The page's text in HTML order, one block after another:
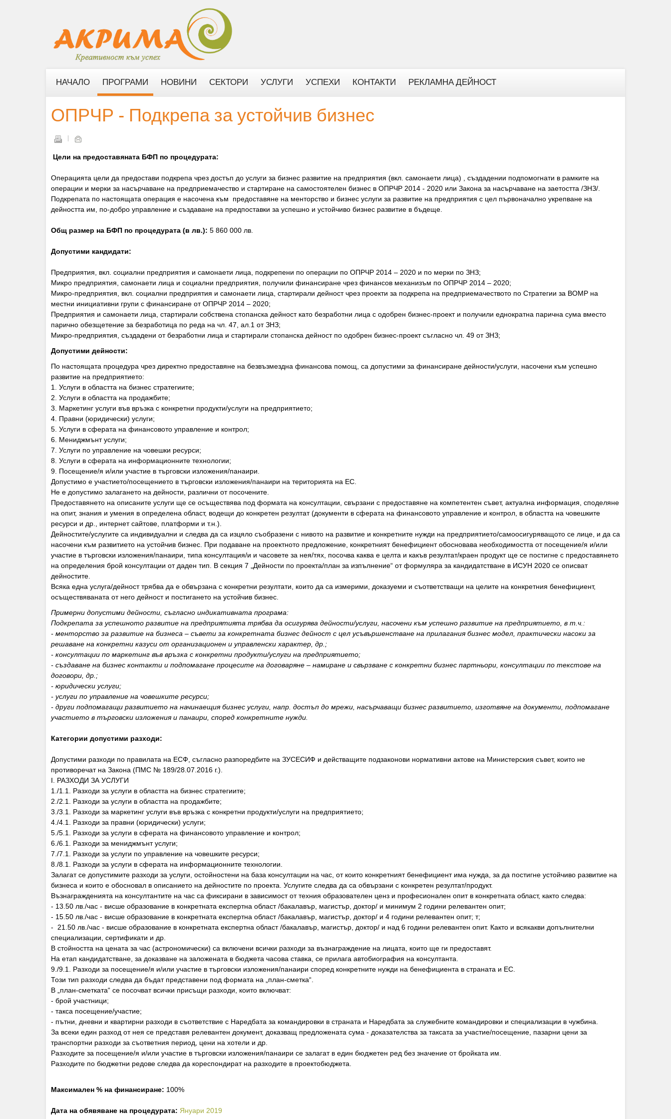
НАЧАЛО ПРОГРАМИ НОВИНИ СЕКТОРИ УСЛУГИ УСПЕХИ КОНТАКТИ РЕКЛАМНА ДЕЙНОСТ
ОПРЧР - Подкрепа за устойчив бизнес
Цели на предоставяната БФП по процедурата:
Операцията цели да предостави подкрепа чрез достъп до услуги за бизнес развитие на предприятия (вкл. самонаети лица) , създадении подпомогнати в рамките на
операции и мерки за насърчаване на предприемачество и стартиране на самостоятелен бизнес в ОПРЧР 2014 - 2020 или Закона за насърчаване на заетостта /ЗНЗ/.
Подкрепата по настоящата операция е насочена към предоставяне на менторство и бизнес услуги за развитие на предприятия с цел първоначално укрепване на
дейността им, по-добро управление и създаване на предпоставки за успешно и устойчиво бизнес развитие в бъдеще.
Общ размер на БФП по процедурата (в лв.): 5 860 000 лв.
Допустими кандидати:
Предприятия, вкл. социални предприятия и самонаети лица, подкрепени по операции по ОПРЧР 2014 – 2020 и по мерки по ЗНЗ;
Микро предприятия, самонаети лица и социални предприятия, получили финансиране чрез финансов механизъм по ОПРЧР 2014 – 2020;
Микро-предприятия, вкл. социални предприятия и самонаети лица, стартирали дейност чрез проекти за подкрепа на предприемачеството по Стратегии за ВОМР на
местни инициативни групи с финансиране от ОПРЧР 2014 – 2020;
Предприятия и самонаети лица, стартирали собствена стопанска дейност като безработни лица с одобрен бизнес-проект и получили еднократна парична сума вместо
парично обезщетение за безработица по реда на чл. 47, ал.1 от ЗНЗ;
Микро-предприятия, създадени от безработни лица и стартирали стопанска дейност по одобрен бизнес-проект съгласно чл. 49 от ЗНЗ;
Допустими дейности:
По настоящата процедура чрез директно предоставяне на безвъзмездна финансова помощ, са допустими за финансиране дейности/услуги, насочени към успешно
развитие на предприятието:
1. Услуги в областта на бизнес стратегиите;
2. Услуги в областта на продажбите;
3. Маркетинг услуги във връзка с конкретни продукти/услуги на предприятието;
4. Правни (юридически) услуги;
5. Услуги в сферата на финансовото управление и контрол;
6. Мениджмънт услуги;
7. Услуги по управление на човешки ресурси;
8. Услуги в сферата на информационните технологии;
9. Посещение/я и/или участие в търговски изложения/панаири.
Допустимо е участието/посещението в търговски изложения/панаири на територията на ЕС.
Не е допустимо залагането на дейности, различни от посочените.
Предоставянето на описаните услуги ще се осъществява под формата на консултации, свързани с предоставяне на компетентен съвет, актуална информация, споделяне
на опит, знания и умения в определена област, водещи до конкретен резултат (документи в сферата на финансовото управление и контрол, в областта на човешките
ресурси и др., интернет сайтове, платформи и т.н.).
Дейностите/услугите са индивидуални и следва да са изцяло съобразени с нивото на развитие и конкретните нужди на предприятието/самоосигуряващото се лице, и да са
насочени към развитието на устойчив бизнес. При подаване на проектното предложение, конкретният бенефициент обосновава необходимостта от посещение/я и/или
участие в търговски изложения/панаири, типа консултация/и и часовете за нея/тях, посочва каква е целта и какъв резултат/краен продукт ще се постигне с предоставянето
на определения брой консултации от даден тип. В секция 7 „Дейности по проекта/план за изпълнение“ от формуляра за кандидатстване в ИСУН 2020 се описват
дейностите.
Всяка една услуга/дейност трябва да е обвързана с конкретни резултати, които да са измерими, доказуеми и съответстващи на целите на конкретния бенефициент,
осъществяваната от него дейност и постигането на устойчив бизнес.
Примерни допустими дейности, съгласно индикативната програма:
Подкрепата за успешното развитие на предприятията трябва да осигурява дейности/услуги, насочени към успешно развитие на предприятието, в т.ч.:
- менторство за развитие на бизнеса – съвети за конкретната бизнес дейност с цел усъвършенстване на прилагания бизнес модел, практически насоки за
решаване на конкретни казуси от организационен и управленски характер, др.;
- консултации по маркетинг във връзка с конкретни продукти/услуги на предприятието;
- създаване на бизнес контакти и подпомагане процесите на договаряне – намиране и свързване с конкретни бизнес партньори, консултации по текстове на
договори, др.;
- юридически услуги;
- услуги по управление на човешките ресурси;
- други подпомагащи развитието на начинаещия бизнес услуги, напр. достъп до мрежи, насърчаващи бизнес развитието, изготвяне на документи, подпомагане
участието в търговски изложения и панаири, според конкретните нужди.
Категории допустими разходи:
Допустими разходи по правилата на ЕСФ, съгласно разпоредбите на ЗУСЕСИФ и действащите подзаконови нормативни актове на Министерския съвет, които не
противоречат на Закона (ПМС № 189/28.07.2016 г.).
I. РАЗХОДИ ЗА УСЛУГИ
1./1.1. Разходи за услуги в областта на бизнес стратегиите;
2./2.1. Разходи за услуги в областта на продажбите;
3./3.1. Разходи за маркетинг услуги във връзка с конкретни продукти/услуги на предприятието;
4./4.1. Разходи за правни (юридически) услуги;
5./5.1. Разходи за услуги в сферата на финансовото управление и контрол;
6./6.1. Разходи за мениджмънт услуги;
7./7.1. Разходи за услуги по управление на човешките ресурси;
8./8.1. Разходи за услуги в сферата на информационните технологии.
Залагат се допустимите разходи за услуги, остойностени на база консултации на час, от които конкретният бенефициент има нужда, за да постигне устойчиво развитие на
бизнеса и които е обосновал в описанието на дейностите по проекта. Услугите следва да са обвързани с конкретен резултат/продукт.
Възнагражденията на консултантите на час са фиксирани в зависимост от техния образователен ценз и професионален опит в конкретната област, както следва:
- 13.50 лв./час - висше образование в конкретната експертна област /бакалавър, магистър, доктор/ и минимум 2 години релевантен опит;
- 15.50 лв./час - висше образование в конкретната експертна област /бакалавър, магистър, доктор/ и 4 години релевантен опит; т;
- 21.50 лв./час - висше образование в конкретната експертна област /бакалавър, магистър, доктор/ и над 6 години релевантен опит. Както и всякакви допълнителни
специализации, сертификати и др.
В стойността на цената за час (астрономически) са включени всички разходи за възнаграждение на лицата, които ще ги предоставят.
На етап кандидатстване, за доказване на заложената в бюджета часова ставка, се прилага автобиография на консултанта.
9./9.1. Разходи за посещение/я и/или участие в търговски изложения/панаири според конкретните нужди на бенефициента в страната и ЕС.
Този тип разходи следва да бъдат представени под формата на „план-сметка“.
В „план-сметката“ се посочват всички присъщи разходи, които включват:
- брой участници;
- такса посещение/участие;
- пътни, дневни и квартирни разходи в съответствие с Наредбата за командировки в страната и Наредбата за служебните командировки и специализации в чужбина.
За всеки един разход от нея се представя релевантен документ, доказващ предложената сума - доказателства за таксата за участие/посещение, пазарни цени за
транспортни разходи за съответния период, цени на хотели и др.
Разходите за посещение/я и/или участие в търговски изложения/панаири се залагат в един бюджетен ред без значение от бройката им.
Разходите по бюджетни редове следва да кореспондират на разходите в проектобюджета.
Максимален % на финансиране: 100%
Дата на обявяване на процедурата: Януари 2019